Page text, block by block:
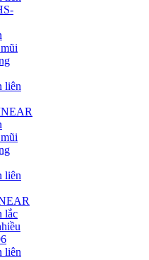
liên
liên
lắc
liên